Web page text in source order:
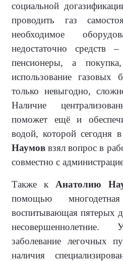
социальной
проводить газ
необходимое
недостаточно
пенсионеры, а
использование
только невыгодно,
Наличие
поможет ещё и
водой, которой сегодня
Наумоввзял вопрос в
совместно с
Также к Анатолию
помощью
воспитывающая пятерых
заболевание легочных
наличия